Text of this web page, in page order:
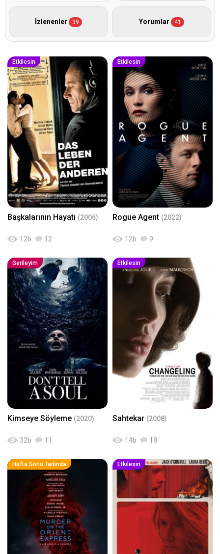
İzlenenler 39 Yorumlar 41
Etkilesin
Başkalarının Hayatı (2006)
12b 12
Etkilesin
Rogue Agent (2022)
12b 9
Gerileyim
Kimseye Söyleme (2020)
32b 11
Etkilesin
Sahtekar (2008)
14b 18
Hafta Sonu Tadında Etkilesin